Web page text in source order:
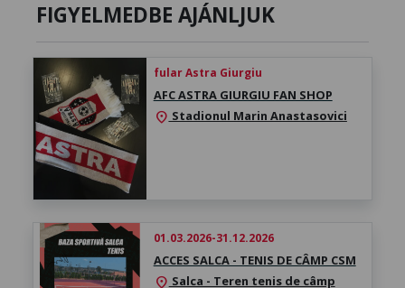
FIGYELMEDBE AJÁNLJUK
fular Astra Giurgiu
AFC ASTRA GIURGIU FAN SHOP
location_on Stadionul Marin Anastasovici
01.03.2026-31.12.2026
ACCES SALCA - TENIS DE CÂMP CSM
location_on Salca - Teren tenis de câmp